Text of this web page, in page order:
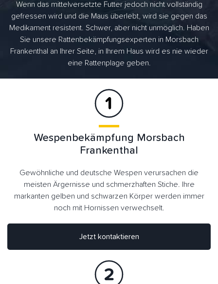
Wenn das mittelversetzte Futter jedoch nicht vollständig
gefressen wird und die Maus überlebt, wird sie gegen das
Medikament resistent. Schwer, aber nicht unmöglich. Haben
Sie unsere Rattenbekämpfungsexperten in Morsbach
Frankenthal an Ihrer Seite, in Ihrem Haus wird es nie wieder
eine Rattenplage geben.
Wespenbekämpfung Morsbach
Frankenthal
Gewöhnliche und deutsche Wespen verursachen die
meisten Ärgernisse und schmerzhaften Stiche. Ihre
markanten gelben und schwarzen Körper werden immer
noch mit Hornissen verwechselt.
Jetzt kontaktieren